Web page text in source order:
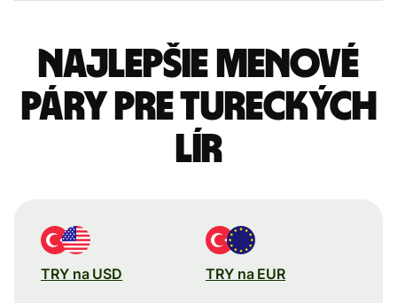
Najlepšie menové
páry pre Tureckých
lír
TRY na USD TRY na EUR